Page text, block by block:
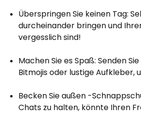
Überspringen Sie keinen Tag:
durcheinander bringen und
vergesslich sind!
Machen Sie es Spaß: Senden
Bitmojis oder lustige
Becken Sie außen -
Chats zu halten, könnte Ihren